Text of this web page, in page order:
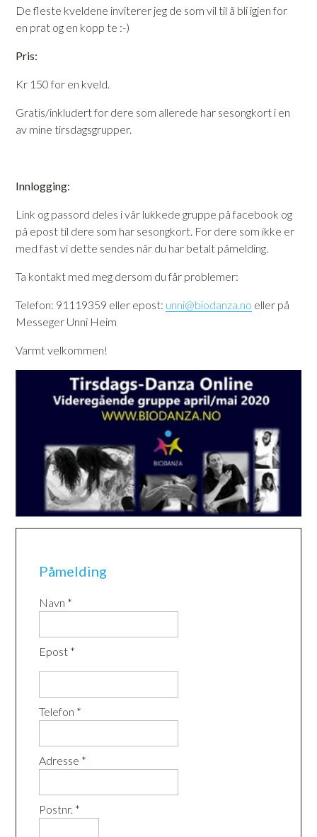
De fleste kveldene inviterer jeg de som vil til å bli igjen for
en prat og en kopp te :-)
Pris:
Kr 150 for en kveld.
Gratis/inkludert for dere som allerede har sesongkort i en
av mine tirsdagsgrupper.
Innlogging:
Link og passord deles i vår lukkede gruppe på facebook og
på epost til dere som har sesongkort. For dere som ikke er
med fast vi dette sendes når du har betalt påmelding.
Ta kontakt med meg dersom du får problemer:
Telefon: 91119359 eller epost: unni@biodanza.no eller på
Messeger Unni Heim
Varmt velkommen!
Påmelding
Navn *
Epost *
Telefon *
Adresse *
Postnr. *